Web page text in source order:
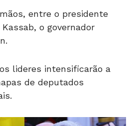
entre o presidente
o governador
lideres intensificarão a
de deputados